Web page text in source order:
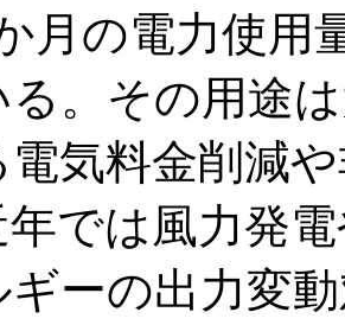
月の電力使用
る。その用途
電気料金削減
では風力発
ギーの出力変